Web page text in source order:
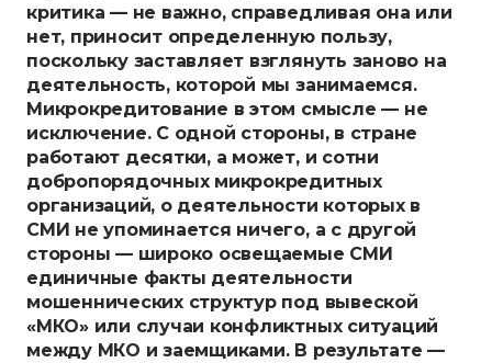
критика — не важно, справедливая она или
нет, приносит определенную пользу,
поскольку заставляет взглянуть заново на
деятельность, которой мы занимаемся.
Микрокредитование в этом смысле — не
исключение. С одной стороны, в стране
работают десятки, а может, и сотни
добропорядочных микрокредитных
организаций, о деятельности которых в
СМИ не упоминается ничего, а с другой
стороны — широко освещаемые СМИ
единичные факты деятельности
мошеннических структур под вывеской
«МКО» или случаи конфликтных ситуаций
между МКО и заемщиками. В результате —